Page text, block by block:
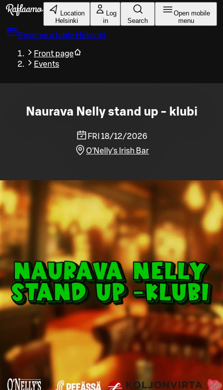
Skip to main content
Location
Helsinki
Log
in
Search
Open mobile
menu
Reserve a table Helsinki
Front page
Events
Naurava Nelly stand up - klubi
FRI 18/12/2026
O'Nelly's Irish Bar